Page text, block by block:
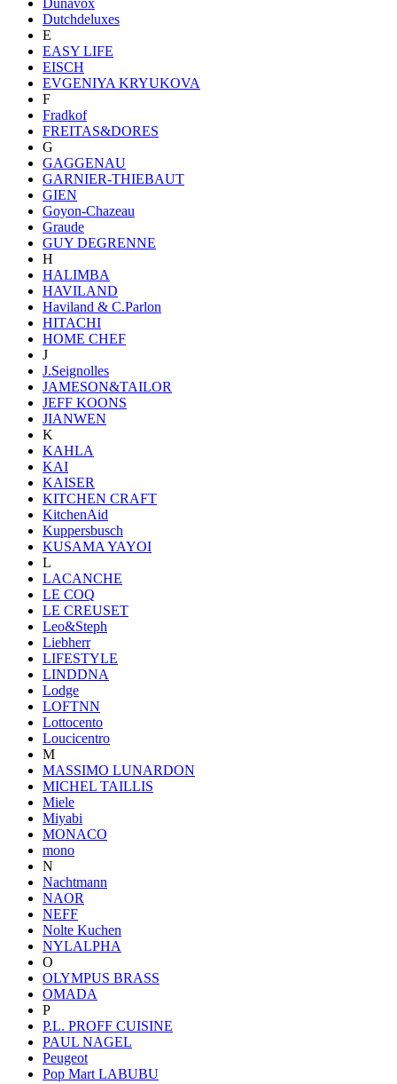
Dutchdeluxes
E
EASY LIFE
EISCH
EVGENIYA KRYUKOVA
F
Fradkof
FREITAS&DORES
G
GAGGENAU
GARNIER-THIEBAUT
GIEN
Goyon-Chazeau
Graude
GUY DEGRENNE
H
HALIMBA
HAVILAND
Haviland & C.Parlon
HITACHI
HOME CHEF
J
J.Seignolles
JAMESON&TAILOR
JEFF KOONS
JIANWEN
K
KAHLA
KAI
KAISER
KITCHEN CRAFT
KitchenAid
Kuppersbusch
KUSAMA YAYOI
L
LACANCHE
LE COQ
LE CREUSET
Leo&Steph
Liebherr
LIFESTYLE
LINDDNA
Lodge
LOFTNN
Lottocento
Loucicentro
M
MASSIMO LUNARDON
MICHEL TAILLIS
Miele
Miyabi
MONACO
mono
N
Nachtmann
NAOR
NEFF
Nolte Kuchen
NYLALPHA
O
OLYMPUS BRASS
OMADA
P
P.L. PROFF CUISINE
PAUL NAGEL
Peugeot
Pop Mart LABUBU